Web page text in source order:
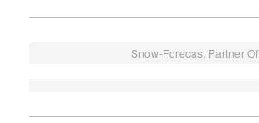
Snow-Forecast Partner